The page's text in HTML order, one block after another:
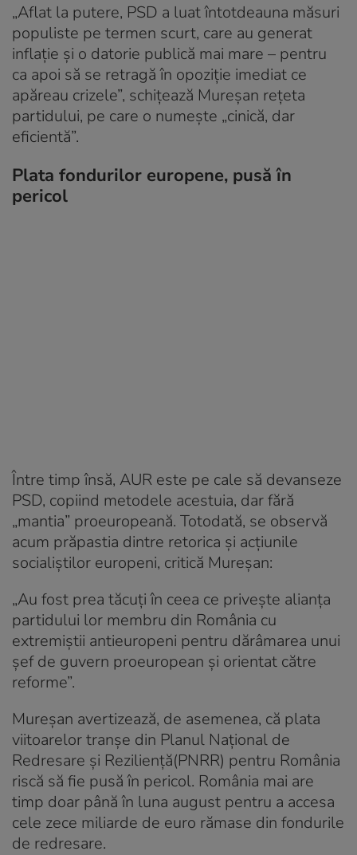
„Aflat la putere, PSD a luat întotdeauna măsuri
populiste pe termen scurt, care au generat
inflație și o datorie publică mai mare – pentru
ca apoi să se retragă în opoziție imediat ce
apăreau crizele”, schițează Mureșan rețeta
partidului, pe care o numește „cinică, dar
eficientă”.
Plata fondurilor europene, pusă în
pericol
Între timp însă, AUR este pe cale să devanseze
PSD, copiind metodele acestuia, dar fără
„mantia” proeuropeană. Totodată, se observă
acum prăpastia dintre retorica și acțiunile
socialiștilor europeni, critică Mureșan:
„Au fost prea tăcuți în ceea ce privește alianța
partidului lor membru din România cu
extremiștii antieuropeni pentru dărâmarea unui
șef de guvern proeuropean și orientat către
reforme”.
Mureșan avertizează, de asemenea, că plata
viitoarelor tranșe din Planul Național de
Redresare și Reziliență(PNRR) pentru România
riscă să fie pusă în pericol. România mai are
timp doar până în luna august pentru a accesa
cele zece miliarde de euro rămase din fondurile
de redresare.